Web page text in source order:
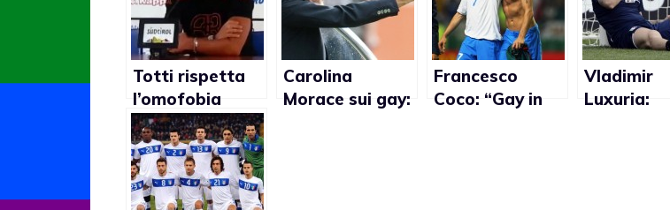
Totti rispetta
l’omofobia
(video)
Carolina
Morace sui gay:
Francesco
Coco: “Gay in
Vladimir
Luxuria: